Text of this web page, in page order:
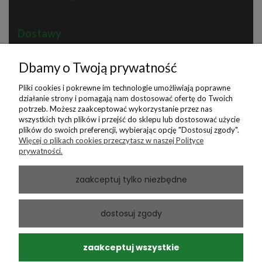
Dostawy
Dbamy o Twoją prywatność
Pliki cookies i pokrewne im technologie umożliwiają poprawne
działanie strony i pomagają nam dostosować ofertę do Twoich
potrzeb. Możesz zaakceptować wykorzystanie przez nas
wszystkich tych plików i przejść do sklepu lub dostosować użycie
plików do swoich preferencji, wybierając opcję "Dostosuj zgody".
Więcej o plikach cookies przeczytasz w naszej Polityce
prywatności.
zaakceptuj tylko niezbędne
dostosuj zgody
zaakceptuj wszystkie